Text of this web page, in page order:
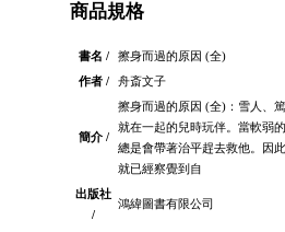
商品規格
書名 /
擦身而過的原因 (全)
作者 /
舟斎文子
簡介 /
擦身而過的原因 (全)：雪人、
就在一起的兒時玩伴。當軟弱
總是會帶著治平趕去救他。因
就已經察覺到自
出版社
/
鴻緯圖書有限公司